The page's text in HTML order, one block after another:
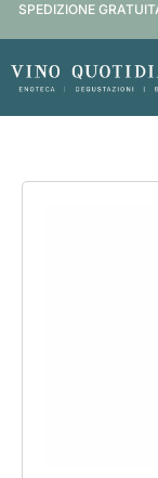
SPEDIZIONE